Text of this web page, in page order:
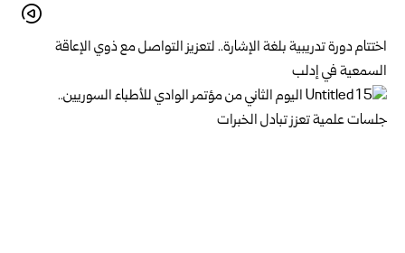
اختتام دورة تدريبية بلغة الإشارة.. لتعزيز التواصل مع ذوي الإعاقة
السمعية في إدلب